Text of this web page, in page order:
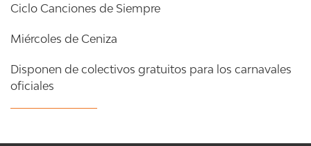
Ciclo Canciones de Siempre
Miércoles de Ceniza
Disponen de colectivos gratuitos para los carnavales
oficiales